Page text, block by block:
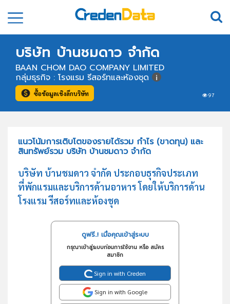
บริษัท บ้านชมดาว จำกัด
BAAN CHOM DAO COMPANY LIMITED
97
กลุ่มธุรกิจ : โรงแรม รีสอร์ทและห้องชุด
ซื้อข้อมูลเชิงลึกบริษัท
แนวโน้มการเติบโตของรายได้รวม กำไร (ขาดทุน) และ
สินทรัพย์รวม บริษัท บ้านชมดาว จำกัด
บริษัท บ้านชมดาว จำกัด ประกอบธุรกิจประเภท
ที่พักแรมและบริการด้านอาหาร โดยให้บริการด้าน
โรงแรม รีสอร์ทและห้องชุด
ดูฟรี..! เมื่อคุณเข้าสู่ระบบ
กรุณาเข้าสู่ระบบก่อนการใช้งาน หรือ สมัคร
สมาชิก
Sign in with Creden
Sign in with Google